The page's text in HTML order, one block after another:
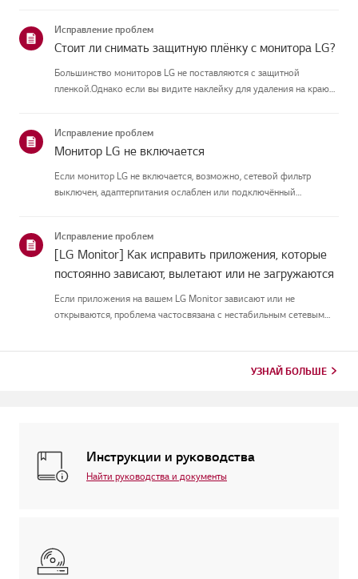
настройки зву...
Исправление проблем
Стоит ли снимать защитную плёнку с монитора LG?
Большинство мониторов LG не поставляются с защитной
пленкой.Однако если вы видите наклейку для удаления на краю
таких случая...
Исправление проблем
Монитор LG не включается
Если монитор LG не включается, возможно, сетевой фильтр
выключен, адаптерпитания ослаблен или подключённый
питании.Затем п...
Исправление проблем
[LG Monitor] Как исправить приложения, которые
постоянно зависают, вылетают или не загружаются
Если приложения на вашем LG Monitor зависают или не
открываются, проблема частосвязана с нестабильным сетевым
УЗНАЙ БОЛЬШЕ
Инструкции и руководства
Найти руководства и документы